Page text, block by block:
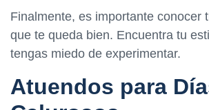
Finalmente, es importante conocer
que te queda bien. Encuentra tu
tengas miedo de experimentar.
Atuendos para